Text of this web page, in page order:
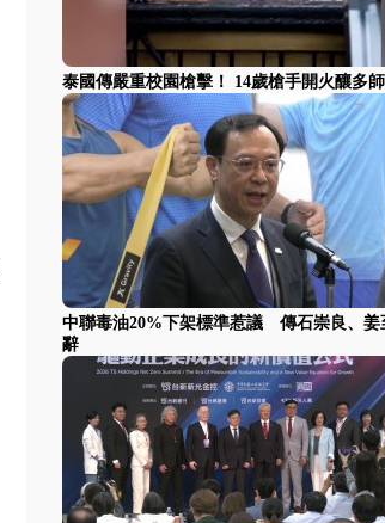
泰國傳嚴重校園槍擊！ 14歲槍手開火釀多
中聯毒油20%下架標準惹議 傳石崇良、姜
辭